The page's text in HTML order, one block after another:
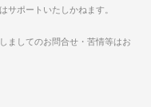
サポートいたしかねます。
ましてのお問合せ・苦情等はお